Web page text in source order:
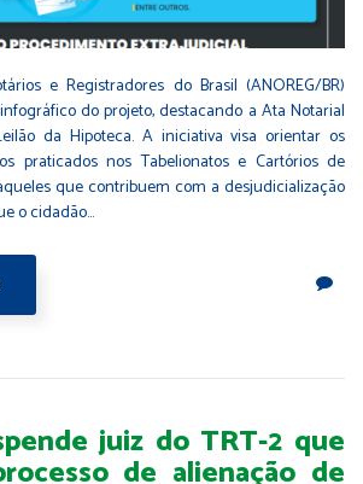
e Registradores do Brasil (ANOREG/BR)
do projeto, destacando a Ata Notarial
da Hipoteca. A iniciativa visa orientar os
praticados nos Tabelionatos e Cartórios de
que contribuem com a desjudicialização
o cidadão…
juiz do TRT-2 que
de alienação de